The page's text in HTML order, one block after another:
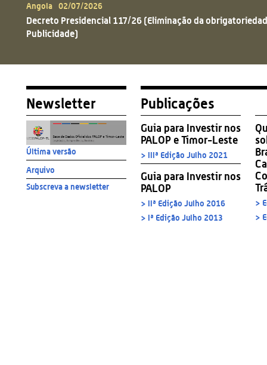
Angola 02/07/2026
Decreto Presidencial 117/26 (Eliminação da
Publicidade)
Newsletter
Última versão
Arquivo
Subscreva a newsletter
Publicações
Guia para Investir nos
PALOP e Timor-Leste
> IIIª Edição Julho 2021
Guia para Investir nos
PALOP
> IIª Edição Julho 2016
> Iª Edição Julho 2013
>
>